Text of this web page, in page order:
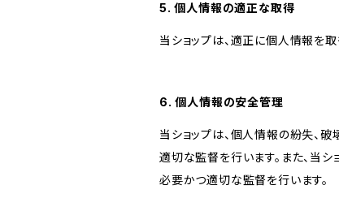
5. 個人情報の適正な取得
当ショップは、適正に個人情報を
6. 個人情報の安全管理
当ショップは、個人情報の紛失、
適切な監督を行います。また、当
必要かつ適切な監督を行います。